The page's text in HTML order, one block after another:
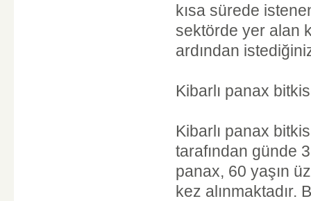
kısa sürede
sektörde yer alan
ardından
Kibarlı panax
Kibarlı panax
tarafından günde
panax, 60 yaşın
kez alınmaktadır.